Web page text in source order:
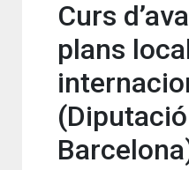
Curs
plans